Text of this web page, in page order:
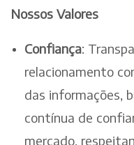
Nossos Valores
Confiança:
relacionamento
das informações,
contínua de
mercado,